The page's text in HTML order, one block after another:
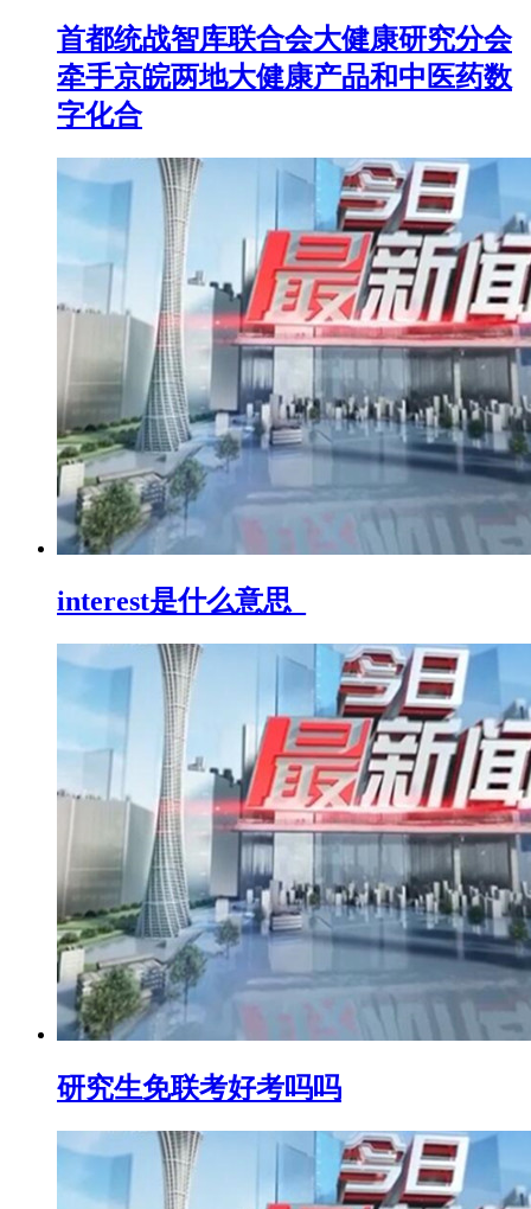
首都统战智库联合会大健康研究分会
牵手京皖两地大健康产品和中医药数
字化合
interest是什么意思_
研究生免联考好考吗吗